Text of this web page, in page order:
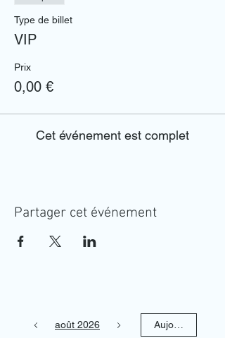
Type de billet
VIP
Prix
0,00 €
Cet événement est complet
Partager cet événement
août 2026 Aujourd'hui